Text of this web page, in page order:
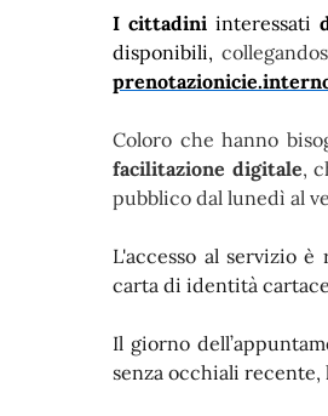
I cittadini interessati
disponibili,
Coloro chehanno
facilitazione digitale,
pubblico dal lunedì al
L'accesso al servizio
carta di identità
Il giorno
senza occhiali recente,